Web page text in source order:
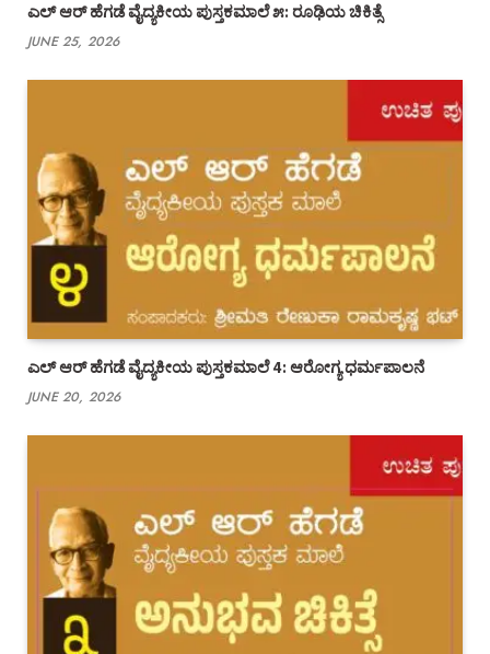
ಎಲ್ ಆರ್ ಹೆಗಡೆ ವೈದ್ಯಕೀಯ ಪುಸ್ತಕಮಾಲೆ ೫: ರೂಢಿಯ ಚಿಕಿತ್ಸೆ
JUNE 25, 2026
ಎಲ್ ಆರ್ ಹೆಗಡೆ ವೈದ್ಯಕೀಯ ಪುಸ್ತಕಮಾಲೆ 4: ಆರೋಗ್ಯ ಧರ್ಮಪಾಲನೆ
JUNE 20, 2026